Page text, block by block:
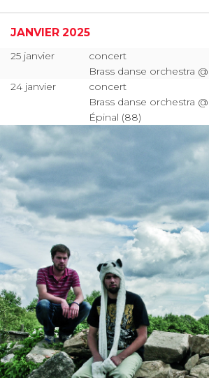
JANVIER 2025
25 janvier
concert
Brass danse orchestra
24 janvier
concert
Brass danse orchestra
Épinal (88)